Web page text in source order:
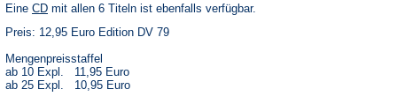
Eine CD(Öffnet
einem
Tab)
mit allen 6 Titeln ist ebenfalls verfügbar.
Preis: 12,95 Euro Edition DV 79
Mengenpreisstaffel
ab 10 Expl. 11,95 Euro
ab 25 Expl. 10,95 Euro